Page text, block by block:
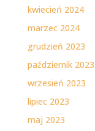
kwiecień 2024
marzec 2024
grudzień 2023
październik 2023
wrzesień 2023
lipiec 2023
maj 2023